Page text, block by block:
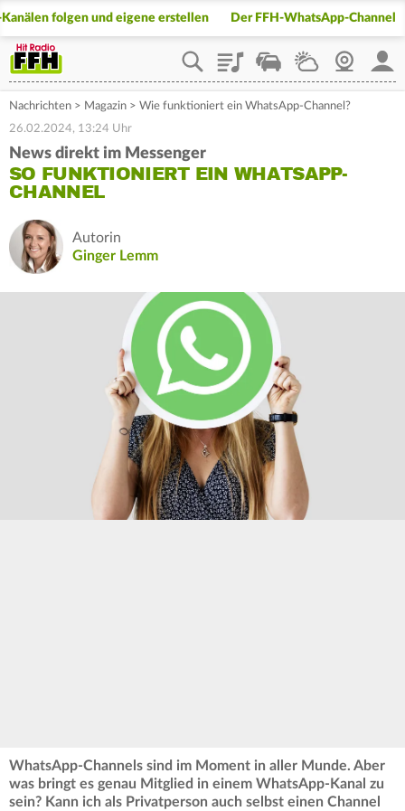
folgen und eigene erstellen Der FFH-WhatsApp-Channel
PlaylistStaupilotWetterWebcam
Nachrichten > Magazin > Wie funktioniert ein WhatsApp-Channel?
26.02.2024, 13:24 Uhr
News direkt im Messenger
SO FUNKTIONIERT EIN WHATSAPP-
CHANNEL
Autorin
Ginger Lemm
WhatsApp-Channels sind im Moment in aller Munde. Aber
was bringt es genau Mitglied in einem WhatsApp-Kanal zu
sein? Kann ich als Privatperson auch selbst einen Channel